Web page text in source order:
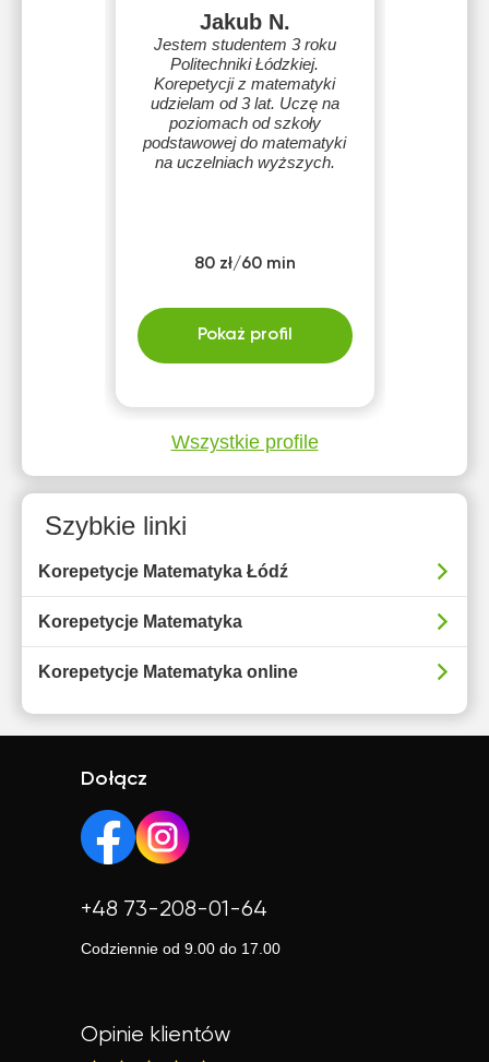
Jakub N.
Jestem studentem 3 roku
Politechniki Łódzkiej.
Korepetycji z matematyki
udzielam od 3 lat. Uczę na
poziomach od szkoły
podstawowej do matematyki
na uczelniach wyższych.
80 zł/60 min
Pokaż profil
Wszystkie profile
Szybkie linki
Korepetycje Matematyka Łódź
Korepetycje Matematyka
Korepetycje Matematyka online
Dołącz
+48 73-208-01-64
Codziennie od 9.00 do 17.00
Opinie klientów